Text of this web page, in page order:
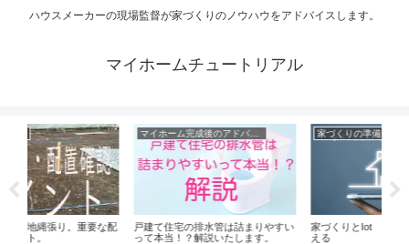
ハウスメーカーの現場監督が家づくりのノウハウをアドバイスします。
マイホームチュートリアル
マイホーム完成後のアドバイス
の排水管は詰まりやすい
解説いたします。
家づくりの準備
家づくりとIot その現状と課題を考
える
家づくりの準備
これは押さえて！土
ト